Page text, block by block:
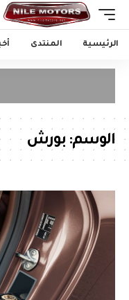
الرئيسية المنتدى
الوسم: بورش